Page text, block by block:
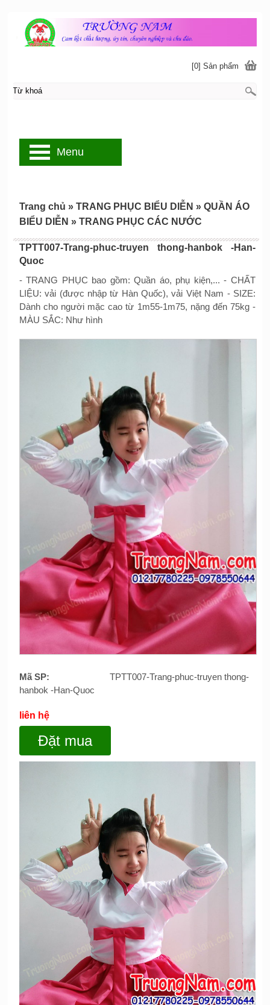
TPTT007-Trang-phuc-truyen thong-hanbok -Han-
Quoc
- TRANG PHỤC bao gồm: Quần áo, phụ kiện,... - CHẤT
LIỆU: vải (được nhập từ Hàn Quốc), vải Việt Nam - SIZE:
Dành cho người mặc cao từ 1m55-1m75, nặng đến 75kg -
MÀU SẮC: Như hình
Mã SP:
TPTT007-Trang-phuc-truyen thong-
hanbok -Han-Quoc
liên hệ
Đặt mua
Trang chủ » TRANG PHỤC BIỂU DIỄN » QUẦN ÁO
BIỂU DIỄN » TRANG PHỤC CÁC NƯỚC
[0] Sản phẩm
Menu